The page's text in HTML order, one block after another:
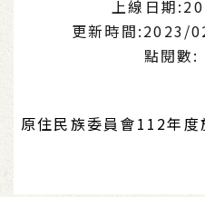
上線日期
更新時間:2023/
點閱數
原住民族委員會112年